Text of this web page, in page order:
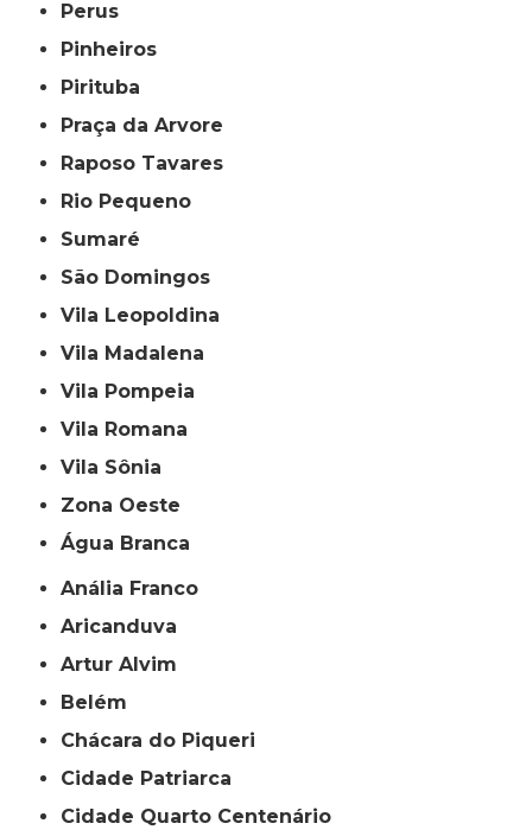
Perus
Pinheiros
Pirituba
Praça da Arvore
Raposo Tavares
Rio Pequeno
Sumaré
São Domingos
Vila Leopoldina
Vila Madalena
Vila Pompeia
Vila Romana
Vila Sônia
Zona Oeste
Água Branca
Anália Franco
Aricanduva
Artur Alvim
Belém
Chácara do Piqueri
Cidade Patriarca
Cidade Quarto Centenário